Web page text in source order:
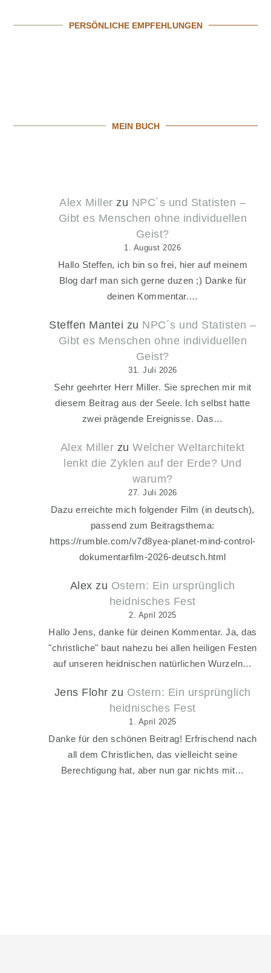
PERSÖNLICHE EMPFEHLUNGEN
MEIN BUCH
Alex Miller zu NPC´s und Statisten –
Gibt es Menschen ohne individuellen
Geist?
1. August 2026
Hallo Steffen, ich bin so frei, hier auf meinem
Blog darf man sich gerne duzen ;) Danke für
deinen Kommentar.…
Steffen Mantei zu NPC´s und Statisten –
Gibt es Menschen ohne individuellen
Geist?
31. Juli 2026
Sehr geehrter Herr Miller. Sie sprechen mir mit
diesem Beitrag aus der Seele. Ich selbst hatte
zwei prägende Ereignisse. Das…
Alex Miller zuWelcher Weltarchitekt
lenkt die Zyklen auf der Erde? Und
warum?
27. Juli 2026
Dazu erreichte mich folgender Film (in deutsch),
passend zum Beitragsthema:
https://rumble.com/v7d8yea-planet-mind-control-
dokumentarfilm-2026-deutsch.html
Alex zu Ostern: Ein ursprünglich
heidnisches Fest
2. April 2025
Hallo Jens, danke für deinen Kommentar. Ja, das
"christliche" baut nahezu bei allen heiligen Festen
auf unseren heidnischen natürlichen Wurzeln…
Jens Flohr zu Ostern: Ein ursprünglich
heidnisches Fest
1. April 2025
Danke für den schönen Beitrag! Erfrischend nach
all dem Christlichen, das vielleicht seine
Berechtigung hat, aber nun gar nichts mit…